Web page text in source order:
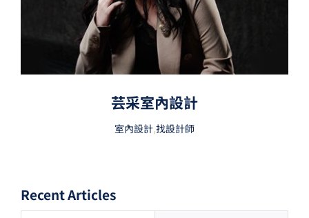
芸采室內設計
室內設計,找設計師
Recent Articles